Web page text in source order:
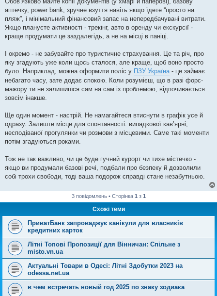
аптечку, power bank, зручне взуття навіть якщо їдете “просто на
пляж”, і мінімальний фінансовий запас на непередбачувані витрати.
Якщо плануєте активності - трекінг, авто в оренду чи екскурсії -
краще продумати це заздалегідь, а не на місці в паніці.
І окремо - не забувайте про туристичне страхування. Це та річ, про
яку згадують уже коли щось сталося, але краще, щоб воно просто
було. Наприклад, можна оформити поліс у ПЗУ Україна- це займає
небагато часу, зате додає спокою. Коли розумієш, що в разі форс-
мажору ти не залишишся сам на сам із проблемою, відпочивається
зовсім інакше.
Ще один момент - настрій. Не намагайтеся втиснути в графік усе й
одразу. Залиште місце для спонтанності: випадкової кав’ярні,
несподіваної прогулянки чи розмови з місцевими. Саме такі моменти
потім згадуються роками.
Тож не так важливо, чи це буде гучний курорт чи тихе містечко -
якщо ви продумали базові речі, подбали про безпеку й дозволили
собі трохи свободи, тоді ваша подорож справді стане незабутньою.
3 повідомлень • Сторінка 1 з 1
Схожі теми
ПриватБанк запроваджує канікули для власників
кредитних карток
Літні Топові Пропозиції для Вінничан: Спільне з
misto.vn.ua
Актуальні Товари в Одесі: Літні Здобутки 2023 на
odessa.net.ua
в чем встречать новый год 2025 по знаку зодиака